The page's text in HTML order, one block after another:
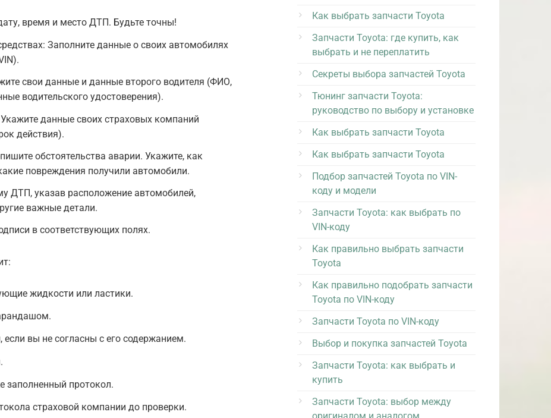
время и место ДТП. Будьте точны!
Заполните данные о своих автомобилях
свои данные и данные второго водителя (ФИО,
водительского удостоверения).
данные своих страховых компаний
действия).
обстоятельства аварии. Укажите, как
повреждения получили автомобили.
ДТП, указав расположение автомобилей,
важные детали.
в соответствующих полях.
жидкости или ластики.
если вы не согласны с его содержанием.
заполненный протокол.
страховой компании до проверки.
Как выбрать запчасти Toyota
Запчасти Toyota: где купить, как
выбрать и не переплатить
Секреты выбора запчастей Toyota
Тюнинг запчасти Toyota:
руководство по выбору и установке
Как выбрать запчасти Toyota
Как выбрать запчасти Toyota
Подбор запчастей Toyota по VIN-
коду и модели
Запчасти Toyota: как выбрать по
VIN-коду
Как правильно выбрать запчасти
Toyota
Как правильно подобрать запчасти
Toyota по VIN-коду
Запчасти Toyota по VIN-коду
Выбор и покупка запчастей Toyota
Запчасти Toyota: как выбрать и
купить
Запчасти Toyota: выбор между